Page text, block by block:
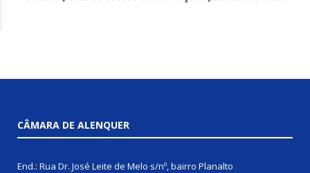
CÂMARA DE ALENQUER
End.: Rua Dr. José Leite de Melo s/nº, bairro Planalto